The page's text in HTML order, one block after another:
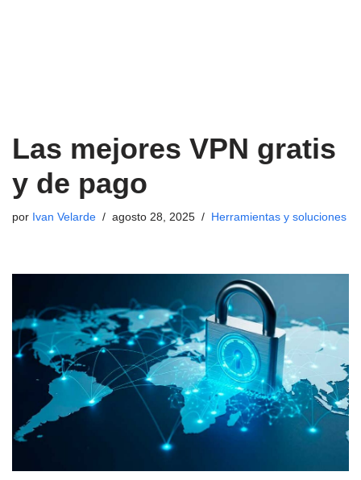
Las mejores VPN gratis
y de pago
por Ivan Velarde agosto 28, 2025 Herramientas y soluciones